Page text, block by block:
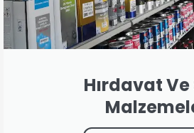
Hırdavat